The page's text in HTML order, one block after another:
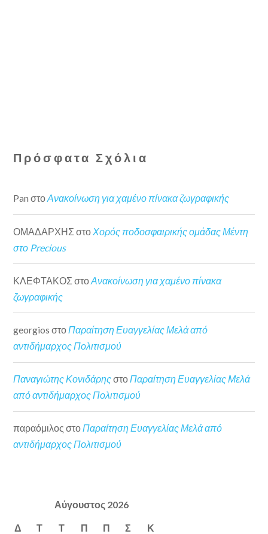
Πρόσφατα Σχόλια
Pan στοΑνακοίνωση για χαμένο πίνακα ζωγραφικής
ΟΜΑΔΑΡΧΗΣ στο Χορός ποδοσφαιρικής ομάδας Μέντη
στο Precious
ΚΛΕΦΤΑΚΟΣ στοΑνακοίνωση για χαμένο πίνακα
ζωγραφικής
georgios στοΠαραίτηση Ευαγγελίας Μελά από
αντιδήμαρχος Πολιτισμού
Παναγιώτης ΚονιδάρηςστοΠαραίτηση Ευαγγελίας Μελά
από αντιδήμαρχος Πολιτισμού
παραόμιλος στοΠαραίτηση Ευαγγελίας Μελά από
αντιδήμαρχος Πολιτισμού
Αύγουστος 2026
Δ Τ Τ Π Π Σ Κ